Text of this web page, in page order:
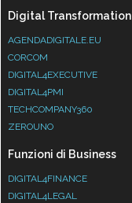
Digital Transformation
AGENDADIGITALE.EU
CORCOM
DIGITAL4EXECUTIVE
DIGITAL4PMI
TECHCOMPANY360
ZEROUNO
Funzioni di Business
DIGITAL4FINANCE
DIGITAL4LEGAL